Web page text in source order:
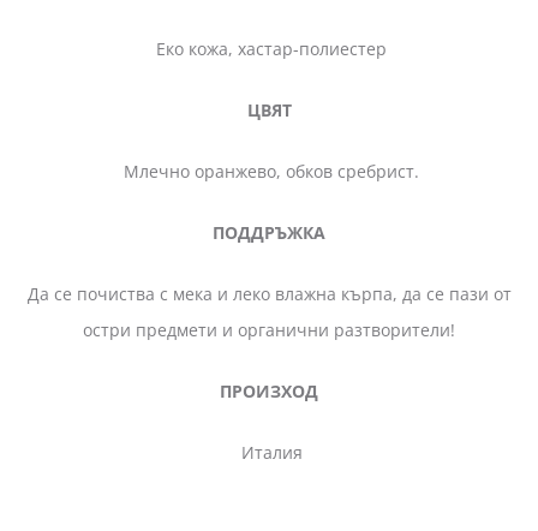
Еко кожа, хастар-полиестер
ЦВЯТ
Млечно оранжево, обков сребрист.
ПОДДРЪЖКА
Да се почиства с мека и леко влажна кърпа, да се пази от
остри предмети и органични разтворители!
ПРОИЗХОД
Италия